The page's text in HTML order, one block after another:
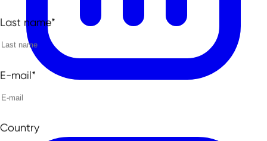
Last name*
E-mail*
Country